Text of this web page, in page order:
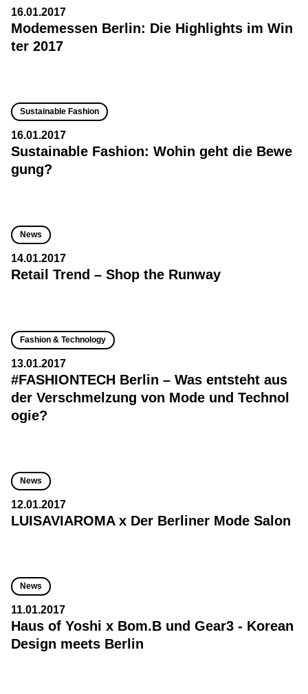
16.01.2017
Modemessen Berlin: Die Highlights im Win
ter 2017
Sustainable Fashion
16.01.2017
Sustainable Fashion: Wohin geht die Bewe
gung?
News
14.01.2017
Retail Trend – Shop the Runway
Fashion & Technology
13.01.2017
#FASHIONTECH Berlin – Was entsteht aus
der Verschmelzung von Mode und Technol
ogie?
News
12.01.2017
LUISAVIAROMA x Der Berliner Mode Salon
News
11.01.2017
Haus of Yoshi x Bom.B und Gear3 - Korean
Design meets Berlin